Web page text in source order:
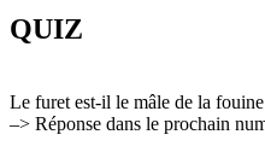
QUIZ
Le furet est-il le mâle de la
–> Réponse dans le prochain